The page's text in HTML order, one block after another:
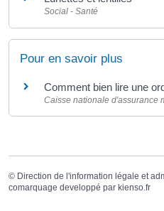
Social - Santé
Pour en savoir plus
Comment bien lire une
Caisse nationale d'assurance
© Direction de l'information légale et
comarquage developpé par kienso.fr